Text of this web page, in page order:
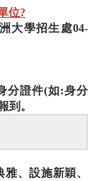
位?
大學招生處04-
分證件(如:身分
到。
、設施新穎、